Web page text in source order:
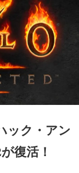
ック・アン
復活！